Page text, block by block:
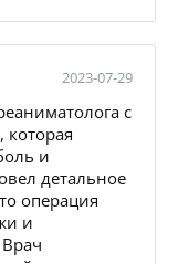
2023-07-29
с
и
детальное
операция
и